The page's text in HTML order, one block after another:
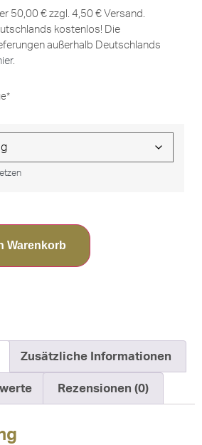
50,00 € zzgl. 4,50 € Versand.
kostenlos! Die
außerhalb Deutschlands
.
Warenkorb
Zusätzliche Informationen
Rezensionen (0)